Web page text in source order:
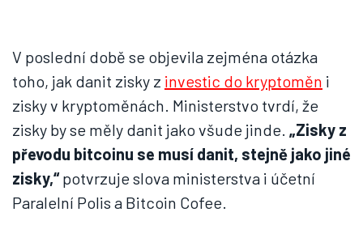
V poslední době se objevila zejména otázka
toho, jak danit zisky z investic do kryptoměn i
zisky v kryptoměnách. Ministerstvo tvrdí, že
zisky by se měly danit jako všude jinde. „Zisky z
převodu bitcoinu se musí danit, stejně jako jiné
zisky,“potvrzuje slova ministerstva i účetní
Paralelní Polis a Bitcoin Cofee.